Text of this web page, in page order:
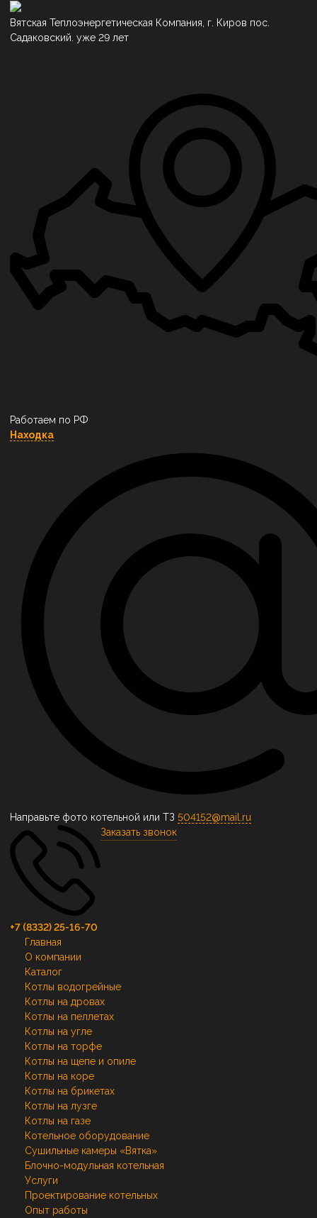
Вятская Теплоэнергетическая Компания, г. Киров пос.
Садаковский. уже 29 лет
Работаем по РФ
Находка
Направьте фото котельной или ТЗ 504152@mail.ru
+7 (8332) 25-16-70
Заказать звонок
Главная
О компании
Каталог
Котлы водогрейные
Котлы на дровах
Котлы на пеллетах
Котлы на угле
Котлы на торфе
Котлы на щепе и опиле
Котлы на коре
Котлы на брикетах
Котлы на лузге
Котлы на газе
Котельное оборудование
Сушильные камеры «Вятка»
Блочно-модульная котельная
Услуги
Проектирование котельных
Опыт работы